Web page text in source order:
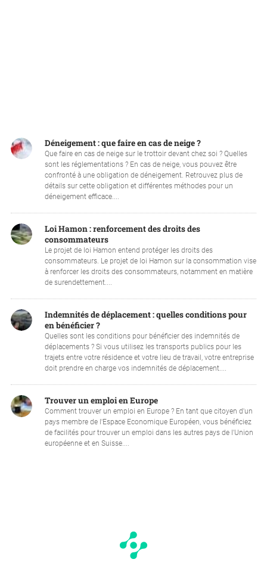
Déneigement : que faire en cas de neige ?
Que faire en cas de neige sur le trottoir devant chez soi ? Quelles
sont les réglementations ? En cas de neige, vous pouvez être
confronté à une obligation de déneigement. Retrouvez plus de
détails sur cette obligation et différentes méthodes pour un
déneigement efficace....
Loi Hamon : renforcement des droits des
consommateurs
Le projet de loi Hamon entend protéger les droits des
consommateurs. Le projet de loi Hamon sur la consommation vise
à renforcer les droits des consommateurs, notamment en matière
de surendettement....
Indemnités de déplacement : quelles conditions pour
en bénéficier ?
Quelles sont les conditions pour bénéficier des indemnités de
déplacements ? Si vous utilisez les transports publics pour les
trajets entre votre résidence et votre lieu de travail, votre entreprise
doit prendre en charge vos indemnités de déplacement....
Trouver un emploi en Europe
Comment trouver un emploi en Europe ? En tant que citoyen d'un
pays membre de l'Espace Economique Européen, vous bénéficiez
de facilités pour trouver un emploi dans les autres pays de l'Union
européenne et en Suisse....